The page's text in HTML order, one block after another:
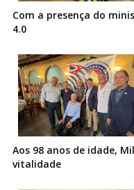
Com a presença do
4.0
Aos 98 anos de idade,
vitalidade